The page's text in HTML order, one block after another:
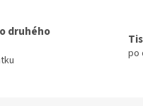
druhého
po